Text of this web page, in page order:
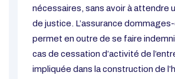
nécessaires, sans avoir à attendre
de justice. L’assurance
permet en outre de se faire
cas de cessation d’activité de
impliquée dans la construction de